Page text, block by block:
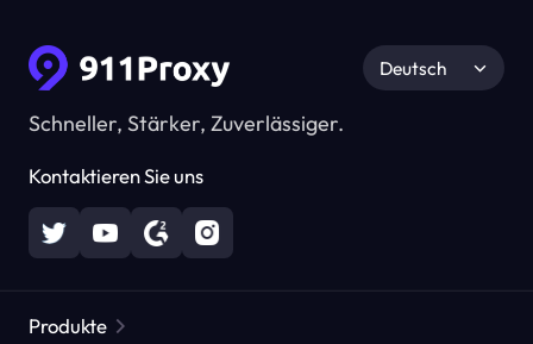
Schneller, Stärker, Zuverlässiger.
Kontaktieren Sie uns
Deutsch
Produkte